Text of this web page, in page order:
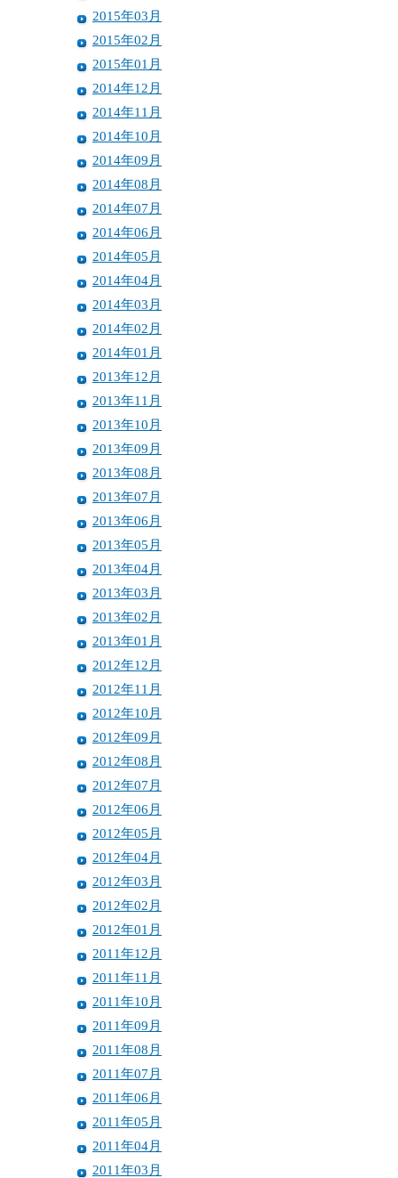
2015年03月
2015年02月
2015年01月
2014年12月
2014年11月
2014年10月
2014年09月
2014年08月
2014年07月
2014年06月
2014年05月
2014年04月
2014年03月
2014年02月
2014年01月
2013年12月
2013年11月
2013年10月
2013年09月
2013年08月
2013年07月
2013年06月
2013年05月
2013年04月
2013年03月
2013年02月
2013年01月
2012年12月
2012年11月
2012年10月
2012年09月
2012年08月
2012年07月
2012年06月
2012年05月
2012年04月
2012年03月
2012年02月
2012年01月
2011年12月
2011年11月
2011年10月
2011年09月
2011年08月
2011年07月
2011年06月
2011年05月
2011年04月
2011年03月